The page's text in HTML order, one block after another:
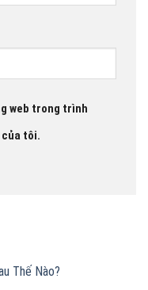
web trong trình
của tôi.
Thế Nào?